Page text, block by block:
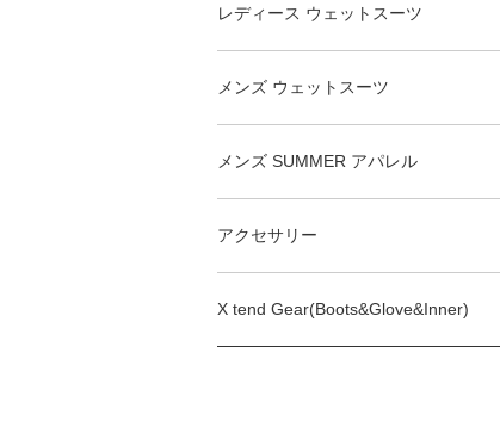
レディース ウェットスーツ
メンズ ウェットスーツ
メンズ SUMMER アパレル
アクセサリー
X tend Gear(Boots&Glove&Inner)